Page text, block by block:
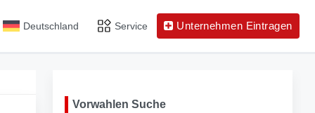
Deutschland Service Unternehmen Eintragen
Vorwahlen Suche